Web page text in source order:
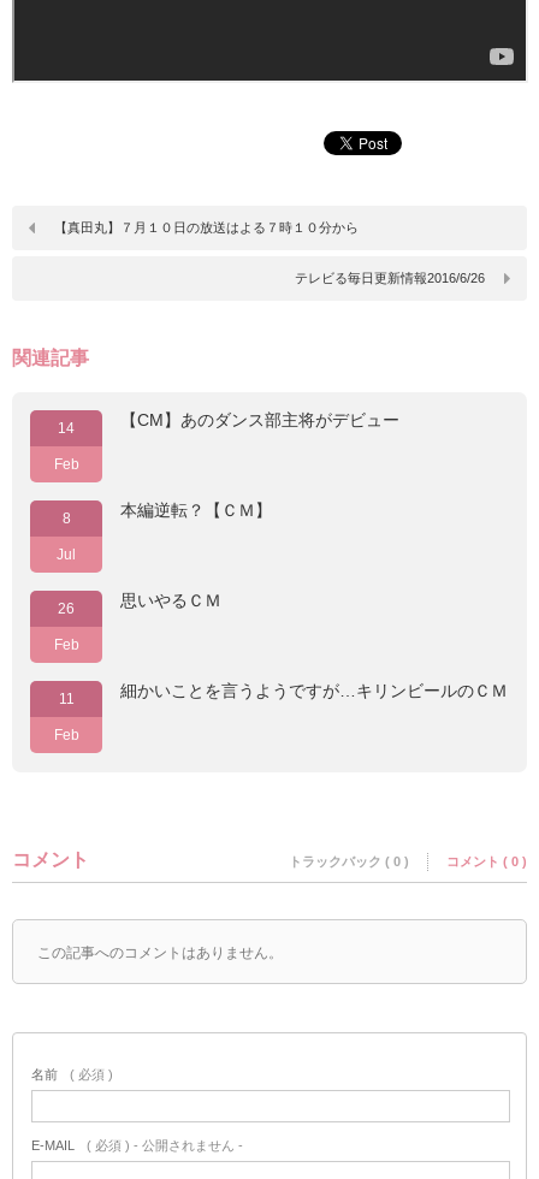
【真田丸】７月１０日の放送はよる７時１０分から
テレビる毎日更新情報2016/6/26
関連記事
14
Feb
【CM】あのダンス部主将がデビュー
8
Jul
本編逆転？【ＣＭ】
26
Feb
思いやるＣＭ
11
Feb
細かいことを言うようですが…キリンビールのＣＭ
コメント トラックバック ( 0 ) コメント ( 0 )
この記事へのコメントはありません。
名前 ( 必須 )
E-MAIL ( 必須 ) - 公開されません -